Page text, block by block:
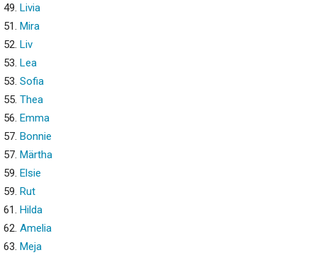
49. Livia
51. Mira
52. Liv
53. Lea
53. Sofia
55. Thea
56. Emma
57. Bonnie
57. Märtha
59. Elsie
59. Rut
61. Hilda
62. Amelia
63. Meja